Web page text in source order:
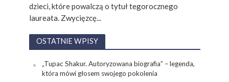
dzieci, które powalczą o tytuł tegorocznego
laureata. Zwycięzcę...
OSTATNIE WPISY
„Tupac Shakur. Autoryzowana biografia” – legenda,
która mówi głosem swojego pokolenia